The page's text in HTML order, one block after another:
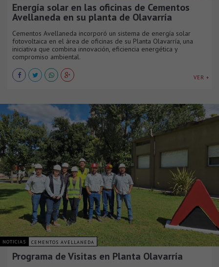
Energía solar en las oficinas de Cementos
Avellaneda en su planta de Olavarría
Cementos Avellaneda incorporó un sistema de energía solar
fotovoltaica en el área de oficinas de su Planta Olavarría, una
iniciativa que combina innovación, eficiencia energética y
compromiso ambiental.
VER +
NOTICIAS CEMENTOS AVELLANEDA
Programa de Visitas en Planta Olavarría